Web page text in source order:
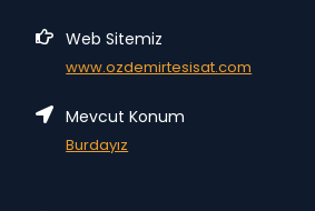
Web Sitemiz
www.ozdemirtesisat.com
Mevcut Konum
Burdayız